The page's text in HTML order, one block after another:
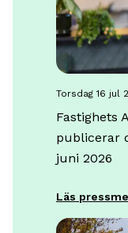
torsdag 16 jul
Fastighets
publicerar
juni 2026
Läs